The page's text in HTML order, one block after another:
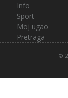
Info
Sport
Moj ugao
Pretraga
©